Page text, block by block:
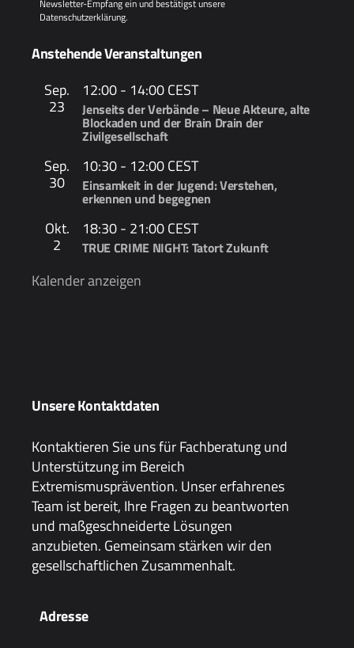
Newsletter-Empfang ein und bestätigst unsere
Datenschutzerklärung.
Unsere Kontaktdaten
Kontaktieren Sie uns für Fachberatung und
Unterstützung im Bereich
Extremismusprävention. Unser erfahrenes
Team ist bereit, Ihre Fragen zu beantworten
und maßgeschneiderte Lösungen
anzubieten. Gemeinsam stärken wir den
gesellschaftlichen Zusammenhalt.
Adresse
Anstehende Veranstaltungen
Sep.
23
12:00- 14:00CEST
Jenseits der Verbände – Neue Akteure, alte
Blockaden und der Brain Drain der
Zivilgesellschaft
Sep.
30
10:30- 12:00CEST
Einsamkeit in der Jugend: Verstehen,
erkennen und begegnen
Okt.
2
18:30- 21:00CEST
TRUE CRIME NIGHT: Tatort Zukunft
Kalender anzeigen